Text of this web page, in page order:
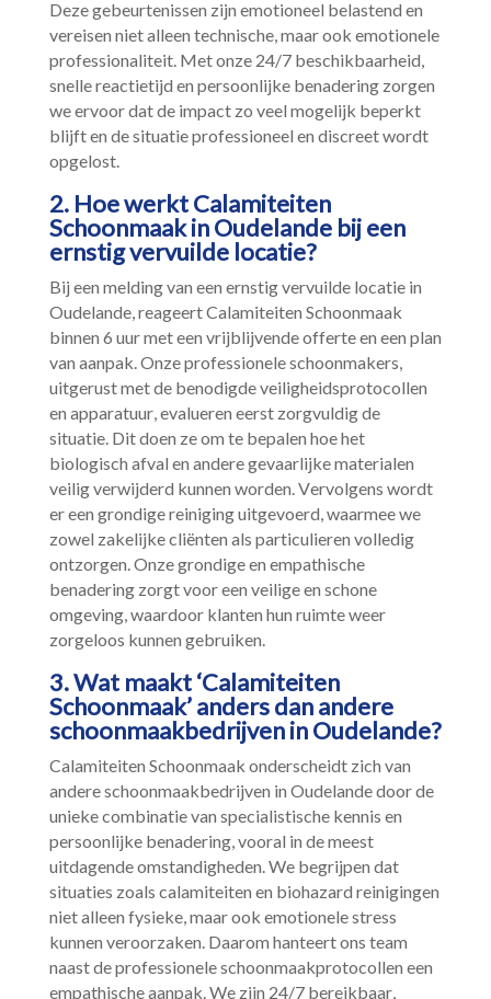
Deze gebeurtenissen zijn emotioneel belastend en
vereisen niet alleen technische, maar ook emotionele
professionaliteit.​ Met onze 24/7 beschikbaarheid,
snelle reactietijd en persoonlijke benadering zorgen
we ervoor dat de impact zo veel mogelijk beperkt
blijft en de situatie professioneel en discreet wordt
opgelost.​
2.​ Hoe werkt Calamiteiten
Schoonmaak in Oudelande bij een
ernstig vervuilde locatie?
Bij een melding van een ernstig vervuilde locatie in
Oudelande, reageert Calamiteiten Schoonmaak
binnen 6 uur met een vrijblijvende offerte en een plan
van aanpak.​ Onze professionele schoonmakers,
uitgerust met de benodigde veiligheidsprotocollen
en apparatuur, evalueren eerst zorgvuldig de
situatie.​ Dit doen ze om te bepalen hoe het
biologisch afval en andere gevaarlijke materialen
veilig verwijderd kunnen worden.​ Vervolgens wordt
er een grondige reiniging uitgevoerd, waarmee we
zowel zakelijke cliënten als particulieren volledig
ontzorgen.​ Onze grondige en empathische
benadering zorgt voor een veilige en schone
omgeving, waardoor klanten hun ruimte weer
zorgeloos kunnen gebruiken.​
3.​ Wat maakt ‘Calamiteiten
Schoonmaak’ anders dan andere
schoonmaakbedrijven in Oudelande?
Calamiteiten Schoonmaak onderscheidt zich van
andere schoonmaakbedrijven in Oudelande door de
unieke combinatie van specialistische kennis en
persoonlijke benadering, vooral in de meest
uitdagende omstandigheden.​ We begrijpen dat
situaties zoals calamiteiten en biohazard reinigingen
niet alleen fysieke, maar ook emotionele stress
kunnen veroorzaken.​ Daarom hanteert ons team
naast de professionele schoonmaakprotocollen een
empathische aanpak.​ We zijn 24/7 bereikbaar,